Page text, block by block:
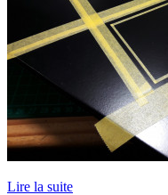
Lire la suite